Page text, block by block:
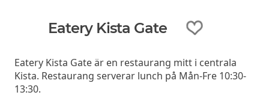
Eatery Kista Gate
Eatery Kista Gate är en restaurang mitt i centrala
Kista. Restaurang serverar lunch på Mån-Fre 10:30-
13:30.